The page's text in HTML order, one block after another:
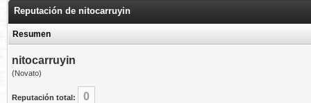
Reputación de nitocarruyin
Resumen
nitocarruyin
(Novato)
Reputación total: 0